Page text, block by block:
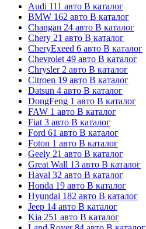
Audi 111 авто В каталог
BMW 162 авто В каталог
Changan 24 авто В каталог
Chery 21 авто В каталог
CheryExeed 6 авто В каталог
Chevrolet 49 авто В каталог
Chrysler 2 авто В каталог
Citroen 19 авто В каталог
Datsun 4 авто В каталог
DongFeng 1 авто В каталог
FAW 1 авто В каталог
Fiat 3 авто В каталог
Ford 61 авто В каталог
Foton 1 авто В каталог
Geely 21 авто В каталог
Great Wall 13 авто В каталог
Haval 32 авто В каталог
Honda 19 авто В каталог
Hyundai 182 авто В каталог
Jeep 14 авто В каталог
Kia 251 авто В каталог